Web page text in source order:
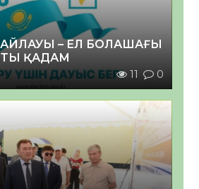
– ЕЛ БОЛАШАҒЫ
ҚАДАМ
11 0